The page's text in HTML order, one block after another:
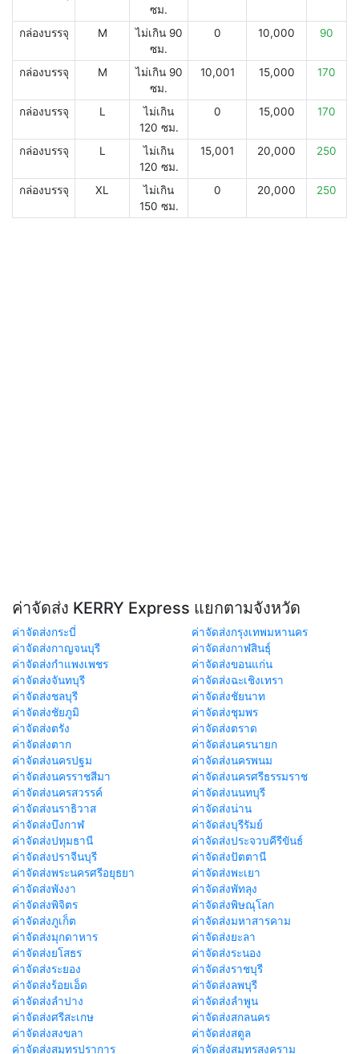
ซม.
กล่องบรรจุ M
ไม่เกิน 90
ซม.
0 10,000 90
กล่องบรรจุ M
ไม่เกิน 90
ซม.
10,001 15,000 170
กล่องบรรจุ L
ไม่เกิน
120 ซม.
0 15,000 170
กล่องบรรจุ L
ไม่เกิน
120 ซม.
15,001 20,000 250
กล่องบรรจุ XL
ไม่เกิน
150 ซม.
0 20,000 250
ค่าจัดส่ง KERRY Express แยกตามจังหวัด
ค่าจัดส่งกระบี่
ค่าจัดส่งกรุงเทพมหานคร
ค่าจัดส่งกาญจนบุรี
ค่าจัดส่งกาฬสินธุ์
ค่าจัดส่งกำแพงเพชร
ค่าจัดส่งขอนแก่น
ค่าจัดส่งจันทบุรี
ค่าจัดส่งฉะเชิงเทรา
ค่าจัดส่งชลบุรี
ค่าจัดส่งชัยนาท
ค่าจัดส่งชัยภูมิ
ค่าจัดส่งชุมพร
ค่าจัดส่งตรัง
ค่าจัดส่งตราด
ค่าจัดส่งตาก
ค่าจัดส่งนครนายก
ค่าจัดส่งนครปฐม
ค่าจัดส่งนครพนม
ค่าจัดส่งนครราชสีมา
ค่าจัดส่งนครศรีธรรมราช
ค่าจัดส่งนครสวรรค์
ค่าจัดส่งนนทบุรี
ค่าจัดส่งนราธิวาส
ค่าจัดส่งน่าน
ค่าจัดส่งบึงกาฬ
ค่าจัดส่งบุรีรัมย์
ค่าจัดส่งปทุมธานี
ค่าจัดส่งประจวบคีรีขันธ์
ค่าจัดส่งปราจีนบุรี
ค่าจัดส่งปัตตานี
ค่าจัดส่งพระนครศรีอยุธยา
ค่าจัดส่งพะเยา
ค่าจัดส่งพังงา
ค่าจัดส่งพัทลุง
ค่าจัดส่งพิจิตร
ค่าจัดส่งพิษณุโลก
ค่าจัดส่งภูเก็ต
ค่าจัดส่งมหาสารคาม
ค่าจัดส่งมุกดาหาร
ค่าจัดส่งยะลา
ค่าจัดส่งยโสธร
ค่าจัดส่งระนอง
ค่าจัดส่งระยอง
ค่าจัดส่งราชบุรี
ค่าจัดส่งร้อยเอ็ด
ค่าจัดส่งลพบุรี
ค่าจัดส่งลำปาง
ค่าจัดส่งลำพูน
ค่าจัดส่งศรีสะเกษ
ค่าจัดส่งสกลนคร
ค่าจัดส่งสงขลา
ค่าจัดส่งสตูล
ค่าจัดส่งสมุทรปราการ
ค่าจัดส่งสมุทรสงคราม